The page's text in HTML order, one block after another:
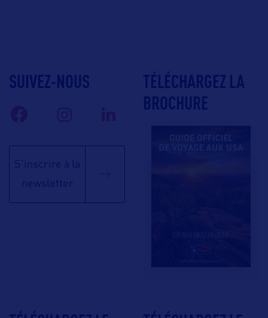
SUIVEZ-NOUS
S'inscrire à la
newsletter
TÉLÉCHARGEZ LA
BROCHURE